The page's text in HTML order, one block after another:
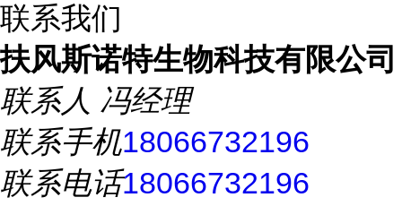
联系我们
扶风斯诺特生物科技有限公司
联系人 冯经理
联系手机18066732196
联系电话18066732196